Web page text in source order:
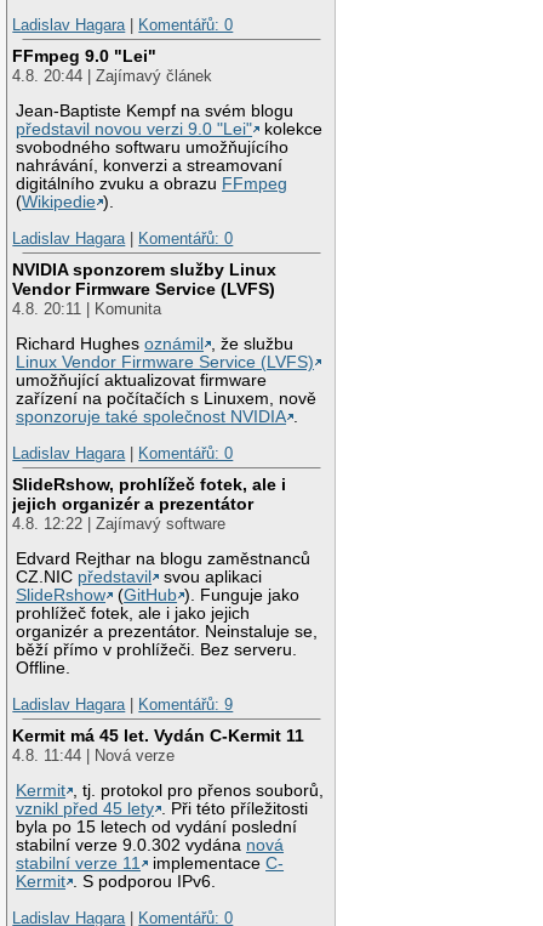
Ladislav Hagara
Komentářů: 0
FFmpeg 9.0 "Lei"
4.8. 20:44 | Zajímavý článek
Jean-Baptiste Kempf na svém blogu
představil novou verzi 9.0 "Lei"
kolekce
svobodného softwaru umožňujícího
nahrávání, konverzi a streamovaní
digitálního zvuku a obrazu FFmpeg
(Wikipedie ).
Ladislav Hagara
Komentářů: 0
NVIDIA sponzorem služby Linux
Vendor Firmware Service (LVFS)
4.8. 20:11 | Komunita
Richard Hughesoznámil
, že službu
Linux Vendor Firmware Service (LVFS)
umožňující aktualizovat firmware
zařízení na počítačích s Linuxem, nově
sponzoruje také společnost NVIDIA .
Ladislav Hagara | Komentářů: 0
SlideRshow, prohlížeč fotek, ale i
jejich organizér a prezentátor
4.8. 12:22 | Zajímavý software
Edvard Rejthar na blogu zaměstnanců
CZ.NIC představil
svou aplikaci
SlideRshow
(GitHub ). Funguje jako
prohlížeč fotek, ale i jako jejich
organizér a prezentátor. Neinstaluje se,
běží přímo v prohlížeči. Bez serveru.
Offline.
Ladislav Hagara | Komentářů: 9
Kermit má 45 let. Vydán C-Kermit 11
4.8. 11:44 | Nová verze
Kermit , tj. protokol pro přenos souborů,
vznikl před 45 lety . Při této příležitosti
byla po 15 letech od vydání poslední
stabilní verze 9.0.302 vydána nová
stabilní verze 11
implementaceC-
Kermit . S podporou IPv6.
Ladislav Hagara | Komentářů: 0